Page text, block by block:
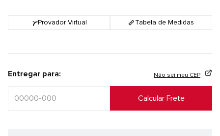
Provador Virtual Tabela de Medidas
Entregar para: Não sei meu CEP